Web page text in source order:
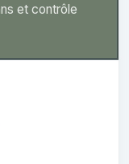
et contrôle